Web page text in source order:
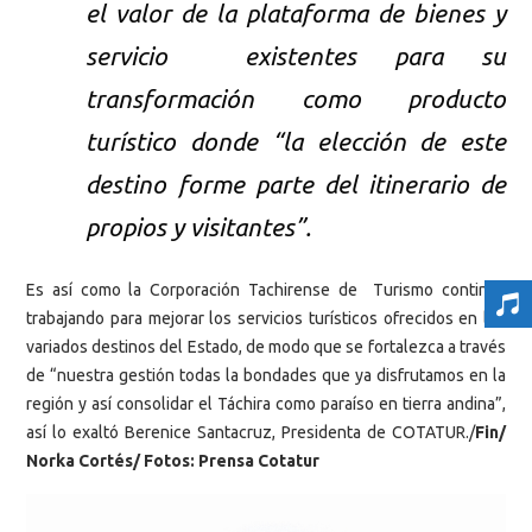
el valor de la plataforma de bienes y
servicio existentes para su
transformación como producto
turístico donde “la elección de este
destino forme parte del itinerario de
propios y visitantes”.
Es así como la Corporación Tachirense de Turismo continúa
trabajando para mejorar los servicios turísticos ofrecidos en los
variados destinos del Estado, de modo que se fortalezca a través
de “nuestra gestión todas la bondades que ya disfrutamos en la
región y así consolidar el Táchira como paraíso en tierra andina”,
así lo exaltó Berenice Santacruz, Presidenta de COTATUR./Fin/
Norka Cortés/ Fotos: Prensa Cotatur